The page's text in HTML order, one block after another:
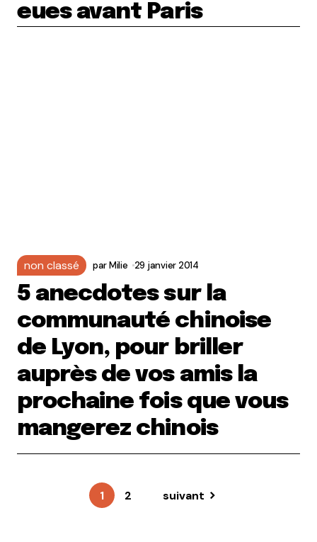
eues avant Paris
non classé parMilie 29 janvier 2014
5 anecdotes sur la
communauté chinoise
de Lyon, pour briller
auprès de vos amis la
prochaine fois que vous
mangerez chinois
1 2 suivant